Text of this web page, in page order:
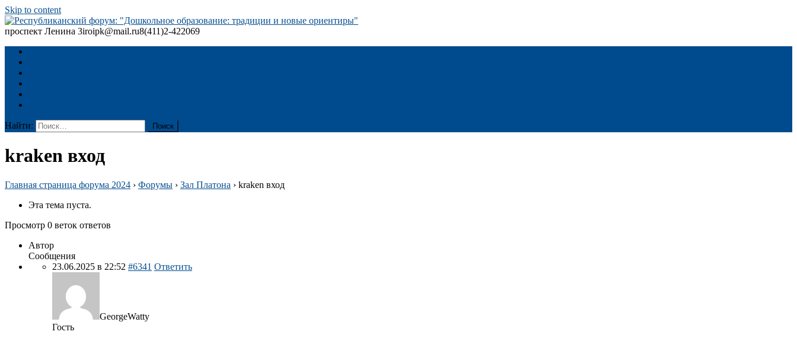
Skip to content
проспект Ленина 3iroipk@mail.ru8(411)2-422069
Найти:
kraken вход
Главная страница форума 2024 › Форумы › Зал Платона › kraken вход
Эта тема пуста.
Просмотр 0 веток ответов
Автор
Сообщения
23.06.2025 в 22:52 #6341 Ответить
GeorgeWatty
Гость